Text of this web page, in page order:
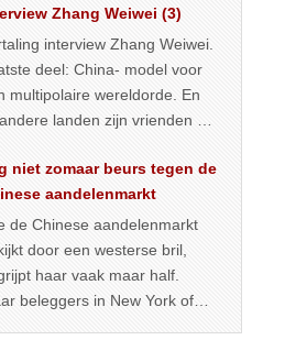
Zhang Weiwei (3)
interview Zhang Weiwei.
deel: China- model voor
multipolaire wereldorde. En
landen zijn vrienden of
niet zomaar beurs tegen de
aandelenmarkt
de Chinese aandelenmarkt
door een westerse bril,
haar vaak maar half.
beleggers in New York of